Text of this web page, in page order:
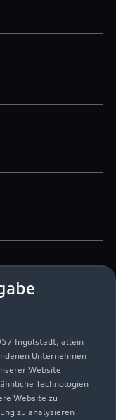
Ingolstadt, allein
Unternehmen
Website
Technologien
Website zu
zu analysieren